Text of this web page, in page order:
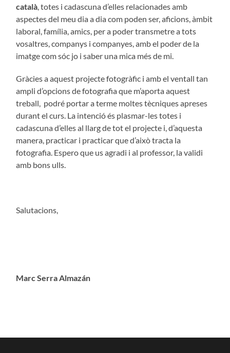
català, totes i cadascuna d’elles relacionades amb
aspectes del meu dia a dia com poden ser, aficions, àmbit
laboral, família, amics, per a poder transmetre a tots
vosaltres, companys i companyes, amb el poder de la
imatge com sóc jo i saber una mica més de mi.
Gràcies a aquest projecte fotogràfic i amb el ventall tan
ampli d’opcions de fotografia que m’aporta aquest
treball, podré portar a terme moltes tècniques apreses
durant el curs. La intenció és plasmar-les totes i
cadascuna d’elles al llarg de tot el projecte i, d’aquesta
manera, practicar i practicar que d’això tracta la
fotografia. Espero que us agradi i al professor, la validi
amb bons ulls.
Salutacions,
Marc Serra Almazán